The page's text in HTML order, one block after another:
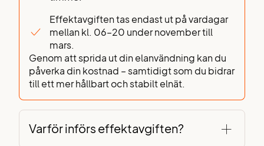
Effektavgiften tas endast ut på vardagar
mellan kl. 06–20 under november till
mars.
Genom att sprida ut din elanvändning kan du
påverka din kostnad – samtidigt som du bidrar
till ett mer hållbart och stabilt elnät.
Varför införs effektavgiften?